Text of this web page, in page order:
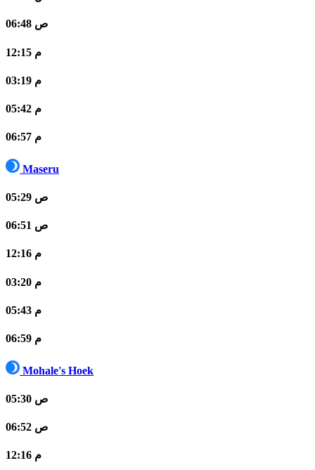
06:48 ص
12:15 م
03:19 م
05:42 م
06:57 م
Maseru
05:29 ص
06:51 ص
12:16 م
03:20 م
05:43 م
06:59 م
Mohale's Hoek
05:30 ص
06:52 ص
12:16 م